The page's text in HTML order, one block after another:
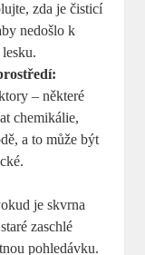
zda je čisticí
nedošlo k
– některé
chemikálie,
a to může být
je skvrna
zaschlé
pohledávku.